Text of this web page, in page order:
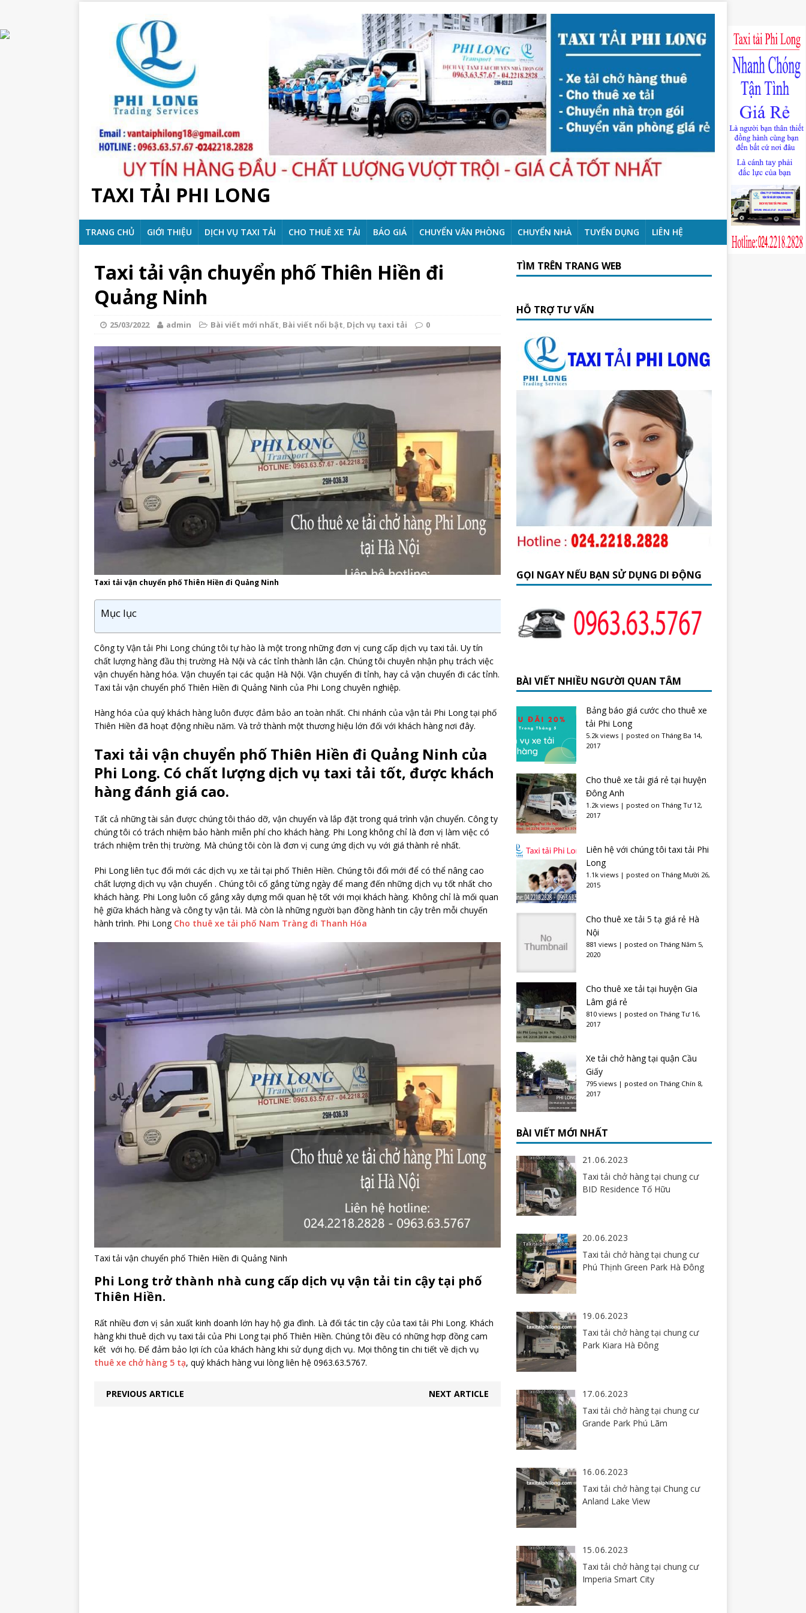
TAXI TẢI PHI LONG
TRANG CHỦ GIỚI THIỆU DỊCH VỤ TAXI TẢI CHO THUÊ XE TẢI BÁO GIÁ CHUYỂN VĂN PHÒNG CHUYỂN NHÀ TUYỂN DỤNG LIÊN HỆ
Taxi tải vận chuyển phố Thiên Hiền đi
Quảng Ninh
25/03/2022 admin Bài viết mới nhất, Bài viết nổi bật, Dịch vụ taxi tải 0
Taxi tải vận chuyển phố Thiên Hiền đi Quảng Ninh
Mục lục
Công ty Vận tải Phi Long chúng tôi tự hào là một trong những đơn vị cung cấp dịch vụ taxi tải. Uy tín
chất lượng hàng đầu thị trường Hà Nội và các tỉnh thành lân cận. Chúng tôi chuyên nhận phụ trách việc
vận chuyển hàng hóa. Vận chuyển tại các quận Hà Nội. Vận chuyển đi tỉnh, hay cả vận chuyển đi các tỉnh.
Taxi tải vận chuyển phố Thiên Hiền đi Quảng Ninh của Phi Long chuyên nghiệp.
Hàng hóa của quý khách hàng luôn được đảm bảo an toàn nhất. Chi nhánh của vận tải Phi Long tại phố
Thiên Hiền đã hoạt động nhiều năm. Và trở thành một thương hiệu lớn đối với khách hàng nơi đây.
Taxi tải vận chuyển phố Thiên Hiền đi Quảng Ninh của
Phi Long. Có chất lượng dịch vụ taxi tải tốt, được khách
hàng đánh giá cao.
Tất cả những tài sản được chúng tôi tháo dỡ, vận chuyển và lắp đặt trong quá trình vận chuyển. Công ty
chúng tôi có trách nhiệm bảo hành miễn phí cho khách hàng. Phi Long không chỉ là đơn vị làm việc có
trách nhiệm trên thị trường. Mà chúng tôi còn là đơn vị cung ứng dịch vụ với giá thành rẻ nhất.
Phi Long liên tục đổi mới các dịch vụ xe tải tại phố Thiên Hiền. Chúng tôi đổi mới để có thể nâng cao
chất lượng dịch vụ vận chuyển . Chúng tôi cố gắng từng ngày để mang đến những dịch vụ tốt nhất cho
khách hàng. Phi Long luôn cố gắng xây dựng mối quan hệ tốt với mọi khách hàng. Không chỉ là mối quan
hệ giữa khách hàng và công ty vận tải. Mà còn là những người bạn đồng hành tin cậy trên mỗi chuyến
hành trình. Phi Long Cho thuê xe tải phố Nam Tràng đi Thanh Hóa
Taxi tải vận chuyển phố Thiên Hiền đi Quảng Ninh
Phi Long trở thành nhà cung cấp dịch vụ vận tải tin cậy tại phố
Thiên Hiền.
Rất nhiều đơn vị sản xuất kinh doanh lớn hay hộ gia đình. Là đối tác tin cậy của taxi tải Phi Long. Khách
hàng khi thuê dịch vụ taxi tải của Phi Long tại phố Thiên Hiền. Chúng tôi đều có những hợp đồng cam
kết với họ. Để đảm bảo lợi ích của khách hàng khi sử dụng dịch vụ. Mọi thông tin chi tiết về dịch vụ
thuê xe chở hàng 5 tạ, quý khách hàng vui lòng liên hệ 0963.63.5767.
PREVIOUS ARTICLE NEXT ARTICLE
TÌM TRÊN TRANG WEB
HỖ TRỢ TƯ VẤN
GỌI NGAY NẾU BẠN SỬ DỤNG DI ĐỘNG
BÀI VIẾT NHIỀU NGƯỜI QUAN TÂM
Bảng báo giá cước cho thuê xe
tải Phi Long
5.2k views| posted on Tháng Ba 14,
2017
Cho thuê xe tải giá rẻ tại huyện
Đông Anh
1.2k views| posted on Tháng Tư 12,
2017
Liên hệ với chúng tôi taxi tải Phi
Long
1.1k views| posted on Tháng Mười 26,
2015
Cho thuê xe tải 5 tạ giá rẻ Hà
Nội
881 views| posted on Tháng Năm 5,
2020
Cho thuê xe tải tại huyện Gia
Lâm giá rẻ
810 views| posted on Tháng Tư 16,
2017
Xe tải chở hàng tại quận Cầu
Giấy
795 views| posted on Tháng Chín 8,
2017
BÀI VIẾT MỚI NHẤT
21.06.2023
Taxi tải chở hàng tại chung cư
BID Residence Tố Hữu
20.06.2023
Taxi tải chở hàng tại chung cư
Phú Thịnh Green Park Hà Đông
19.06.2023
Taxi tải chở hàng tại chung cư
Park Kiara Hà Đông
17.06.2023
Taxi tải chở hàng tại chung cư
Grande Park Phú Lãm
16.06.2023
Taxi tải chở hàng tại Chung cư
Anland Lake View
15.06.2023
Taxi tải chở hàng tại chung cư
Imperia Smart City